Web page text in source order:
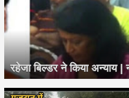
रहेजा बिल्डर ने किया अन्याय |